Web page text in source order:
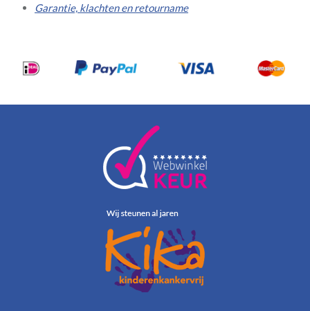
Garantie, klachten en retourname